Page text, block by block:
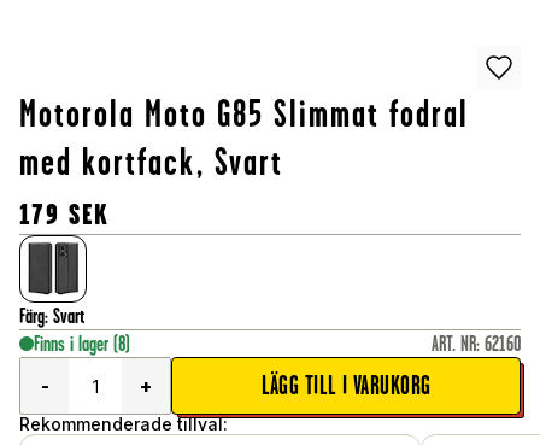
Motorola Moto G85 Slimmat fodral
med kortfack, Svart
179 SEK
Färg: Svart
Finns i lager (8) ART. NR: 62160
-
+ LÄGG TILL I VARUKORG
Rekommenderade tillval: